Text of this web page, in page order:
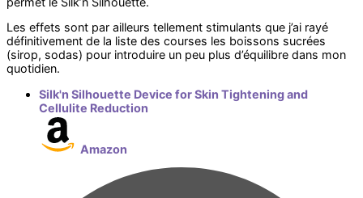
Les effets sont par ailleurs tellement stimulants que j’ai rayé
définitivement de la liste des courses les boissons sucrées
(sirop, sodas) pour introduire un peu plus d’équilibre dans mon
quotidien.
Silk'n Silhouette Device for Skin Tightening and
Cellulite Reduction
Amazon